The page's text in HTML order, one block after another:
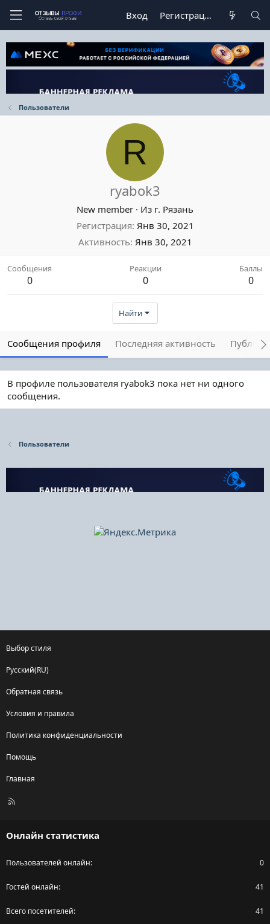
Вход Регистрация
Пользователи
R
ryabok3
New member · Из г. Рязань
Регистрация Янв 30, 2021
Активность Янв 30, 2021
Сообщения
0
Реакции
0
Баллы
0
Найти
Сообщения профиля Последняя активность
В профиле пользователя ryabok3 пока нет ни одного
сообщения.
Пользователи
Выбор стиля
Русский(RU)
Обратная связь
Условия и правила
Политика конфиденциальности
Помощь
Главная
R
Онлайн статистика
Пользователей онлайн 0
Гостей онлайн 41
Всего посетителей 41